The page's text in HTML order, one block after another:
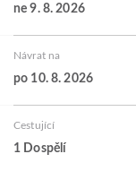
ne 9. 8. 2026
Návrat na
po 10. 8. 2026
Cestující
1 Dospělí